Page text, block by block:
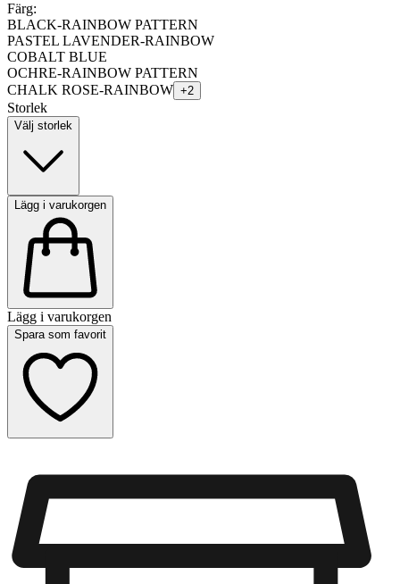
Färg:
BLACK-RAINBOW PATTERN
PASTEL LAVENDER-RAINBOW
COBALT BLUE
OCHRE-RAINBOW PATTERN
CHALK ROSE-RAINBOW +2
Storlek
Välj storlek
Lägg i varukorgen
Lägg i varukorgen
Spara som favorit